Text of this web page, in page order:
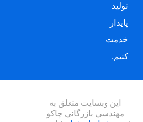
تولید
پایدار
خدمت
کنیم.
این وبسایت متعلق به
مهندسی بازرگانی چاکو